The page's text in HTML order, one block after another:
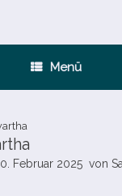
Menü
Februar 2025 von